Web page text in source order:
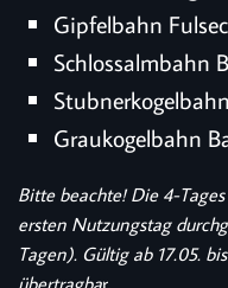
Gipfelbahn
Schlossalmbahn
Graukogelbahn
Bitte beachte! Die 4-
ersten Nutzungstag
Tagen). Gültig ab 17.05. bis
übertragbar.